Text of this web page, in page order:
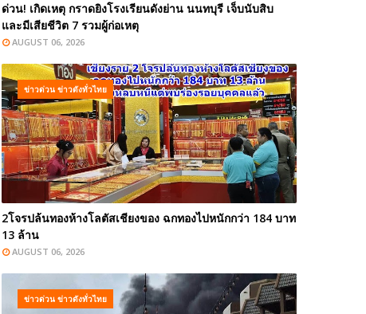
ด่วน! เกิดเหตุ กราดยิงโรงเรียนดังย่าน นนทบุรี เจ็บนับสิบ
และมีเสียชีวิต 7 รวมผู้ก่อเหตุ
AUGUST 06, 2026
ข่าวด่วน ข่าวดังทั่วไทย
2โจรปล้นทองห้างโลตัสเชียงของ ฉกทองไปหนักกว่า 184 บาท
13 ล้าน
AUGUST 06, 2026
ข่าวด่วน ข่าวดังทั่วไทย